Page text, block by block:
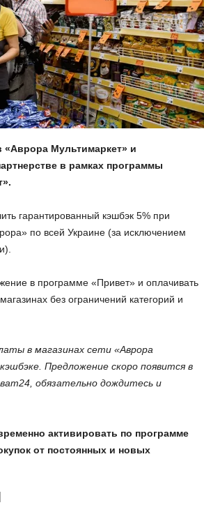
«Аврора Мультимаркет» и
в рамках программы
гарантированный кэшбэк 5% при
по всей Украине (за исключением
в программе «Привет» и оплачивать
без ограничений категорий и
в магазинах сети «Аврора
Предложение скоро появится в
обязательно дождитесь и
активировать по программе
от постоянных и новых